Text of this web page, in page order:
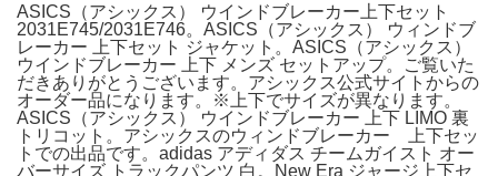
ASICS（アシックス） ウインドブレーカー上下セット
2031E745/2031E746。ASICS（アシックス） ウィンドブ
レーカー 上下セット ジャケット。ASICS（アシックス）
ウインドブレーカー 上下 メンズ セットアップ。ご覧いた
だきありがとうございます。アシックス公式サイトからの
オーダー品になります。※上下でサイズが異なります。
ASICS（アシックス） ウインドブレーカー 上下 LIMO 裏
トリコット。アシックスのウィンドブレーカー 上下セッ
トでの出品です。adidas アディダス チームガイスト オー
バーサイズ トラックパンツ 白。New Era ジャージ上下セ